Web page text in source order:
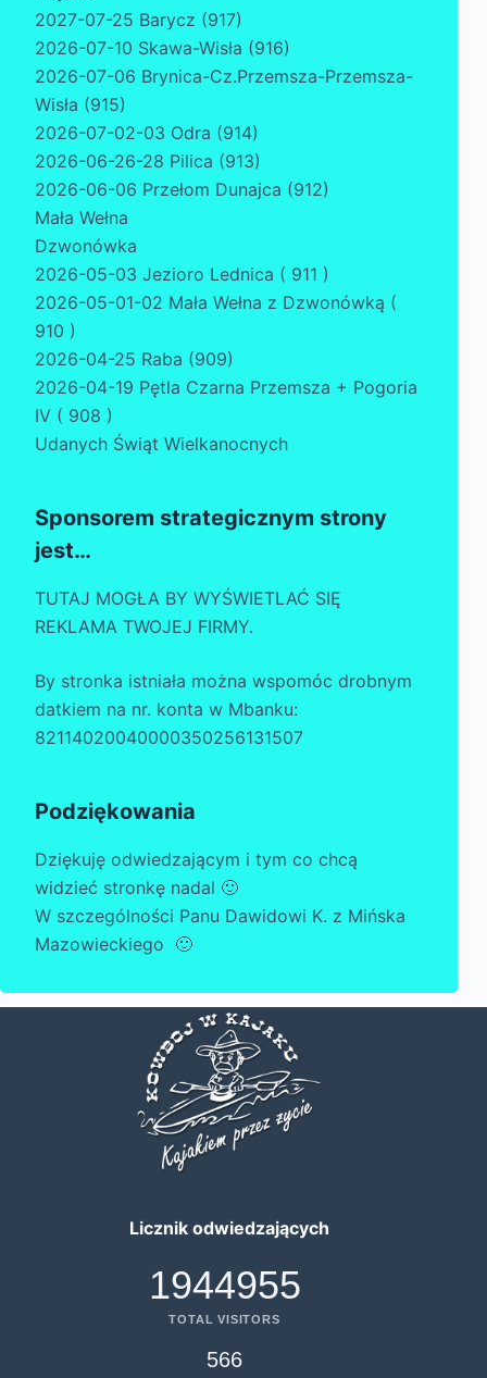
2027-07-25 Barycz (917)
2026-07-10 Skawa-Wisła (916)
2026-07-06 Brynica-Cz.Przemsza-Przemsza-
Wisła (915)
2026-07-02-03 Odra (914)
2026-06-26-28 Pilica (913)
2026-06-06 Przełom Dunajca (912)
Mała Wełna
Dzwonówka
2026-05-03 Jezioro Lednica ( 911 )
2026-05-01-02 Mała Wełna z Dzwonówką (
910 )
2026-04-25 Raba (909)
2026-04-19 Pętla Czarna Przemsza + Pogoria
IV ( 908 )
Udanych Świąt Wielkanocnych
Sponsorem strategicznym strony
jest…
TUTAJ MOGŁA BY WYŚWIETLAĆ SIĘ
REKLAMA TWOJEJ FIRMY.
By stronka istniała można wspomóc drobnym
datkiem na nr. konta w Mbanku:
82114020040000350256131507
Podziękowania
Dziękuję odwiedzającym i tym co chcą
widzieć stronkę nadal 🙂
W szczególności Panu Dawidowi K. z Mińska
Mazowieckiego 🙂
Licznik odwiedzających
1944955
TOTAL VISITORS
566